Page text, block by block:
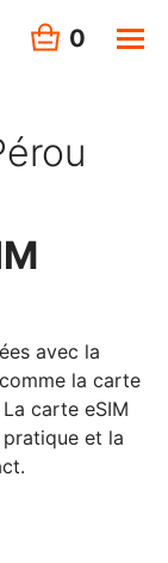
0
avec la
la carte
carte eSIM
et la